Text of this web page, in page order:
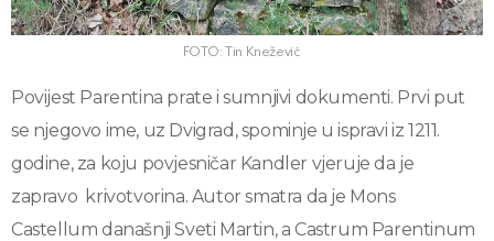
FOTO: Tin Knežević
Povijest Parentina prate i sumnjivi dokumenti. Prvi put
se njegovo ime, uz Dvigrad, spominje u ispravi iz 1211.
godine, za koju povjesničar Kandler vjeruje da je
zapravo krivotvorina. Autor smatra da je Mons
Castellum današnji Sveti Martin, a Castrum Parentinum